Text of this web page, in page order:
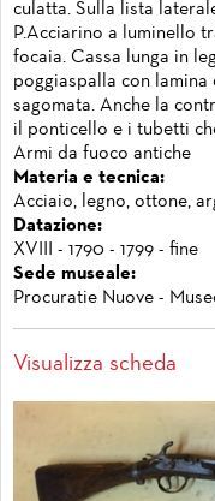
culatta. Sulla lista
P.Acciarino a luminello
focaia. Cassa lunga in
poggiaspalla con lamina
sagomata. Anche la
il ponticello e i tubetti
Armi da fuoco antiche
Materia e tecnica:
Acciaio, legno, ottone,
Datazione:
XVIII - 1790 - 1799 - fine
Sede museale:
Procuratie Nuove -
Visualizza scheda